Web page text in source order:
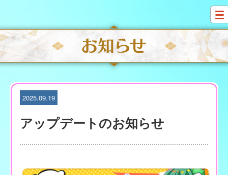
i
p
t
o
c
2025.09.19
アップデートのお知らせ